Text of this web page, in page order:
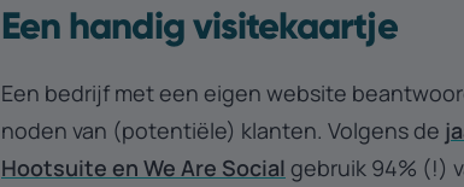
Een handig visitekaartje
Een bedrijf met een eigen website
noden van (potentiële) klanten. Volgens de
Hootsuite en We Are Social gebruik 94% (!)